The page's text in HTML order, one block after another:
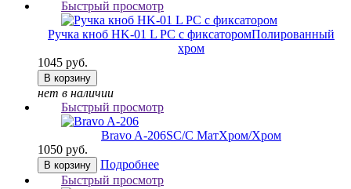
Быстрый просмотр
Ручка кноб HK-01 L PC с фиксаторомПолированный
хром
1045 руб.
В корзину
нет в наличии
Быстрый просмотр
Bravo A-206SC/C МатХром/Хром
1050 руб.
В корзину
Подробнее
Быстрый просмотр